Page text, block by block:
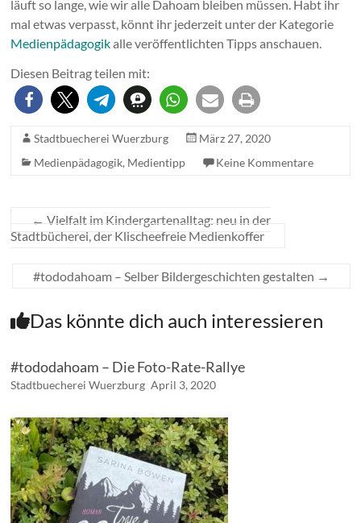
läuft so lange, wie wir alle Dahoam bleiben müssen. Habt ihr
mal etwas verpasst, könnt ihr jederzeit unter der Kategorie
Medienpädagogikalle veröffentlichten Tipps anschauen.
Diesen Beitrag teilen mit:
Stadtbuecherei Wuerzburg
März 27, 2020
Medienpädagogik, Medientipp Keine Kommentare
← Vielfalt im Kindergartenalltag: neu in der
Stadtbücherei, der Klischeefreie Medienkoffer
#tododahoam – Selber Bildergeschichten gestalten →
Das könnte dich auch interessieren
#tododahoam – Die Foto-Rate-Rallye
Stadtbuecherei Wuerzburg April 3, 2020